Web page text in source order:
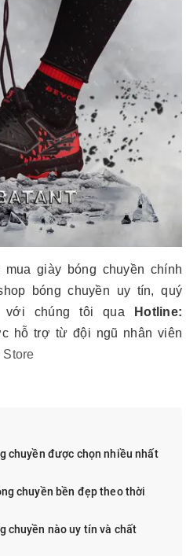
giày bóng chuyền chính
bóng chuyền uy tín, quý
với chúng tôi qua
Hotline:
hỗ trợ từ đội ngũ nhân viên
Store
chuyền được chọn nhiều nhất
chuyền bền đẹp theo thời
chuyền nào uy tín và chất